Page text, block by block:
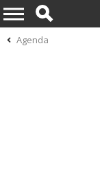
Agenda